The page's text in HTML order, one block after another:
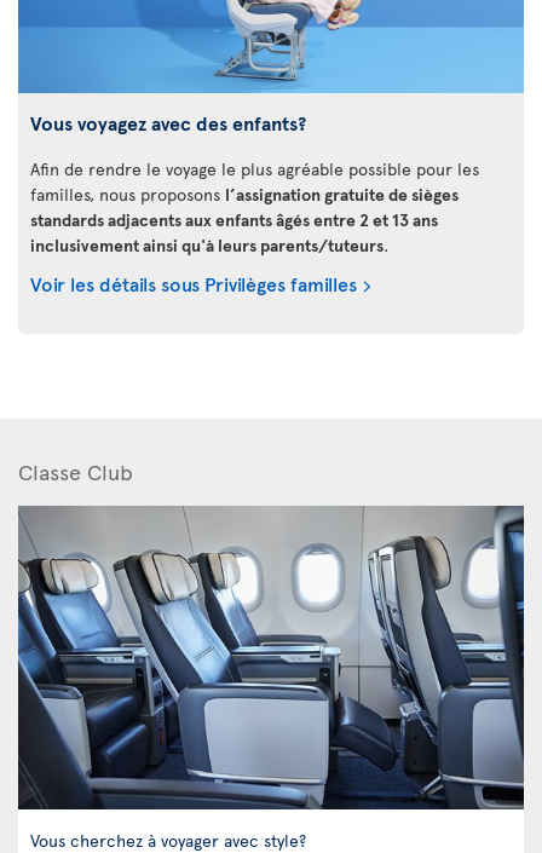
Vous voyagez avec des enfants?
Afin de rendre le voyage le plus agréable possible pour les
familles, nous proposons l’assignation gratuite de sièges
standards adjacents aux enfants âgés entre 2 et 13 ans
inclusivement ainsi qu'à leurs parents/tuteurs.
Voir les détails sous Privilèges familles
Classe Club
Vous cherchez à voyager avec style?